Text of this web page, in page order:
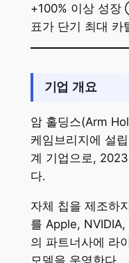
+100% 이상 성
표가 단기 최대 카
기업 개요
암 홀딩스(Arm
케임브리지에 설
계 기업으로,
다.
자체 칩을 제조하
를 Apple,
의 파트너사에 라